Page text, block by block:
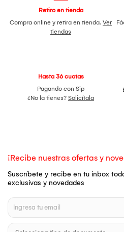
Retiro en tienda
Compra online y retira en tienda. Ver
tiendas
Hasta 36 cuotas
Pagando con Sip
¿No la tienes? Solicítala
¡Recibe nuestras ofertas y
Suscríbete y recibe en tu inbox
exclusivas y novedades